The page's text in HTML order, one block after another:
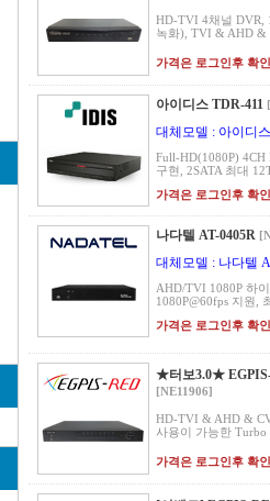
HD-TVI 4채널 DVR,
녹화), TVI & AHD &
가격은 로그인후 확인
아이디스 TDR-411
대체모델 : 아이디
Full-HD(1080P)
구현, 2SATA 최대
가격은 로그인후 확인
나다텔 AT-0405R
대체모델 : 나다텔
AHD/TVI 1080P 하
1080P@60fps 지원,
가격은 로그인후 확인
★터보3.0★
[NE11906]
HD-TVI & AHD &
사용이 가능한
가격은 로그인후 확인